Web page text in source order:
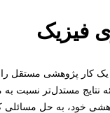
فیزیک
یک کار پژوهشی مستقل
نتایج مستدل‌تر
خود، به حل مسائلی که